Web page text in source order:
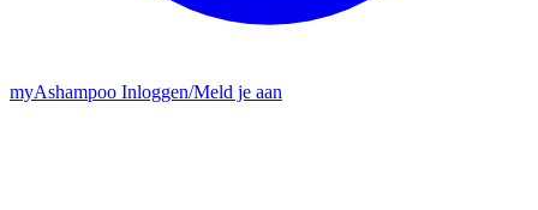
myAshampoo Inloggen/Meld je aan